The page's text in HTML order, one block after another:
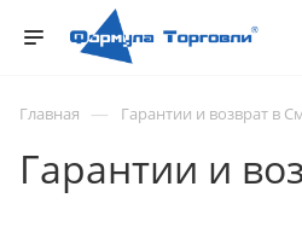
Главная — Гарантии и возврат в
Гарантии и